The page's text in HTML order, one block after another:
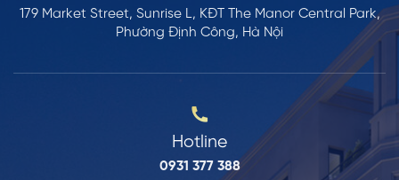
179 Market Street, Sunrise L, KĐT The Manor Central Park,
Phường Định Công, Hà Nội
Hotline
0931 377 388